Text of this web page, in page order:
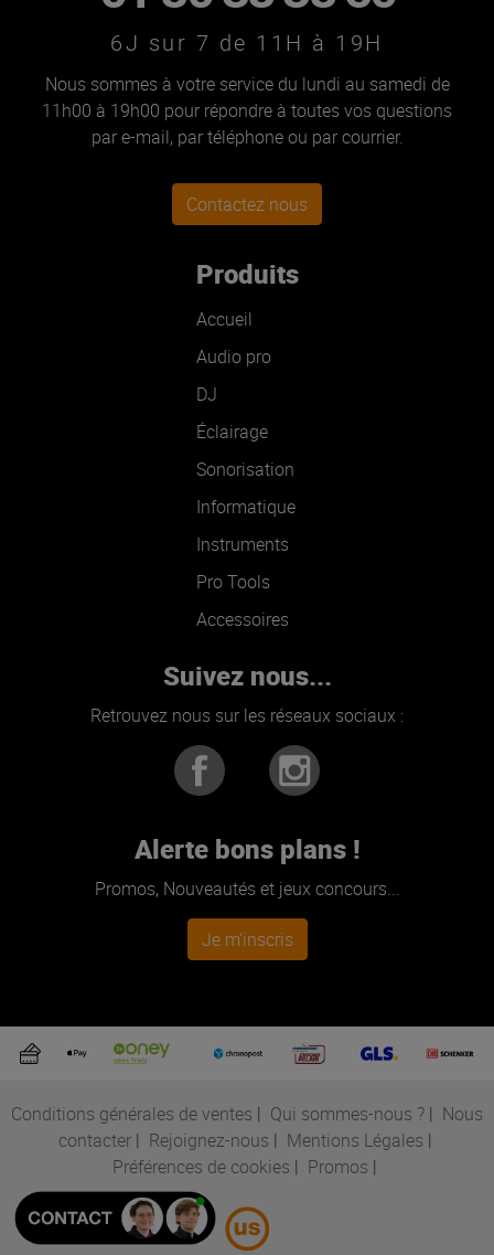
6J sur 7 de 11H à 19H
Nous sommes à votre service du lundi au samedi de
11h00 à 19h00 pour répondre à toutes vos questions
par e-mail, par téléphone ou par courrier.
Contactez nous
Produits
Accueil
Audio pro
DJ
Éclairage
Sonorisation
Informatique
Instruments
Pro Tools
Accessoires
Suivez nous...
Retrouvez nous sur les réseaux sociaux :
Alerte bons plans !
Promos, Nouveautés et jeux concours...
Je m'inscris
Conditions générales de ventes | Qui sommes-nous ? | Nous
contacter| Rejoignez-nous | Mentions Légales |
Préférences de cookies | Promos |